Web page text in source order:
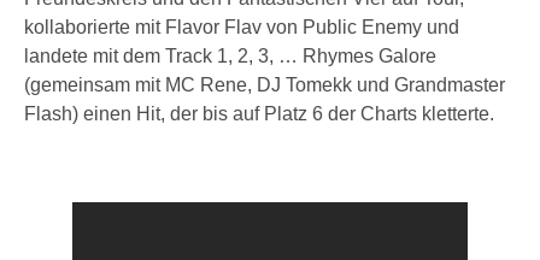
kollaborierte mit Flavor Flav von Public Enemy und
landete mit dem Track 1, 2, 3, … Rhymes Galore
(gemeinsam mit MC Rene, DJ Tomekk und Grandmaster
Flash) einen Hit, der bis auf Platz 6 der Charts kletterte.